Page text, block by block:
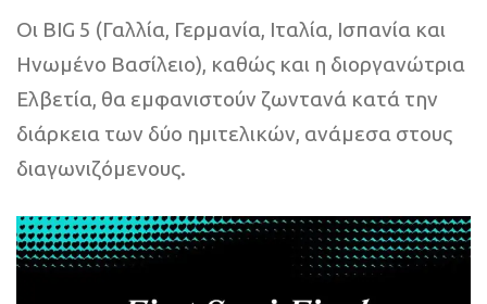
Οι BIG 5 (Γαλλία, Γερμανία, Ιταλία, Ισπανία και
Ηνωμένο Βασίλειο), καθώς και η διοργανώτρια
Ελβετία, θα εμφανιστούν ζωντανά κατά την
διάρκεια των δύο ημιτελικών, ανάμεσα στους
διαγωνιζόμενους.